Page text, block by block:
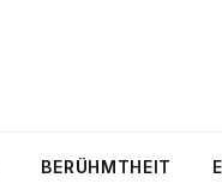
BERÜHMTHEIT